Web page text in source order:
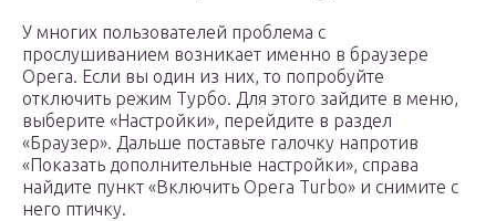
У многих пользователей проблема с
прослушиванием возникает именно в браузере
Opera. Если вы один из них, то попробуйте
отключить режим Турбо. Для этого зайдите в меню,
выберите «Настройки», перейдите в раздел
«Браузер». Дальше поставьте галочку напротив
«Показать дополнительные настройки», справа
найдите пункт «Включить Opera Turbo» и снимите с
него птичку.